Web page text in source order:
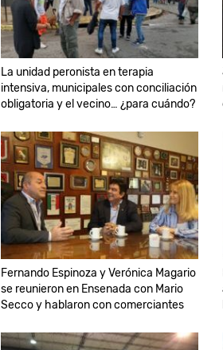
La unidad peronista en terapia
intensiva, municipales con conciliación
obligatoria y el vecino… ¿para cuándo?
Fernando Espinoza y Verónica Magario
se reunieron en Ensenada con Mario
Secco y hablaron con comerciantes